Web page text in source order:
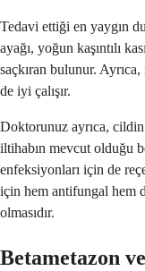
Tedavi ettiği en yaygın
ayağı, yoğun kaşıntılı
saçkıran bulunur.
de iyi çalışır.
Doktorunuz ayrıca,
iltihabın mevcut olduğu
enfeksiyonları için de
için hem antifungal hem
olmasıdır.
Betametazon